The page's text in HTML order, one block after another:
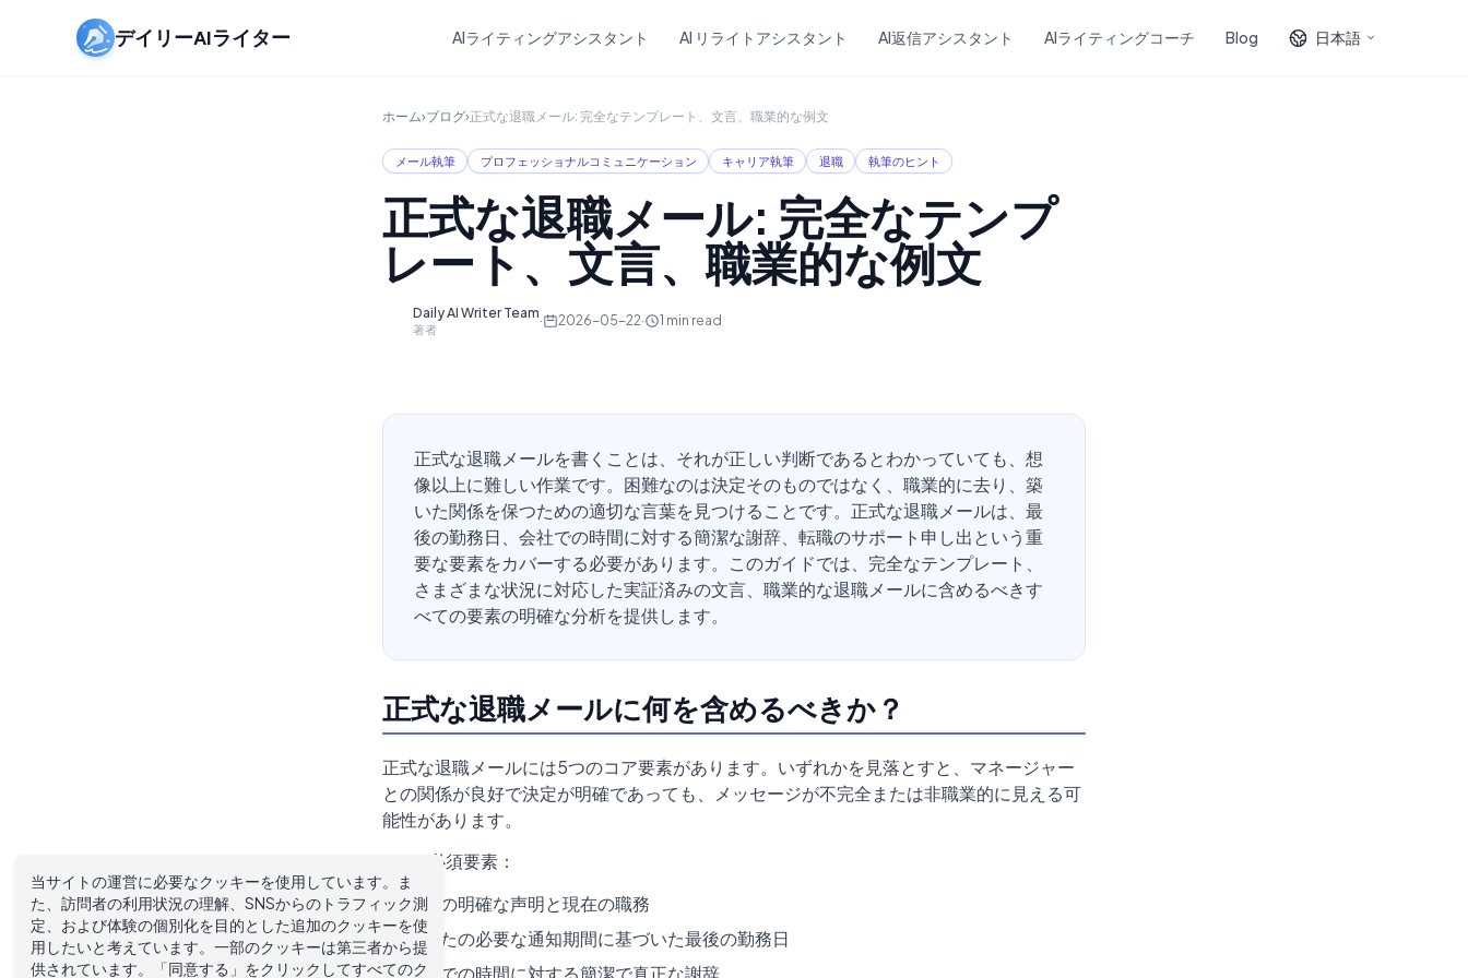
デイリーAIライター AIライティングアシスタント AI リライトアシスタント AI返信アシスタント AIライティングコーチ Blog 日本語
ホーム›ブログ›正式な退職メール: 完全なテンプレート、文言、職業的な例文
メール執筆 プロフェッショナルコミュニケーション キャリア執筆 退職 執筆のヒント
正式な退職メール: 完全なテンプ
レート、文言、職業的な例文
Daily AI Writer Team
著者
· 2026-05-22· 1 min read
正式な退職メールを書くことは、それが正しい判断であるとわかっていても、想
像以上に難しい作業です。困難なのは決定そのものではなく、職業的に去り、築
いた関係を保つための適切な言葉を見つけることです。正式な退職メールは、最
後の勤務日、会社での時間に対する簡潔な謝辞、転職のサポート申し出という重
要な要素をカバーする必要があります。このガイドでは、完全なテンプレート、
さまざまな状況に対応した実証済みの文言、職業的な退職メールに含めるべきす
べての要素の明確な分析を提供します。
正式な退職メールに何を含めるべきか？
正式な退職メールには5つのコア要素があります。いずれかを見落とすと、マネージャー
との関係が良好で決定が明確であっても、メッセージが不完全または非職業的に見える可
能性があります。
5つの必須要素：
退職の明確な声明と現在の職務
あなたの必要な通知期間に基づいた最後の勤務日
会社での時間に対する簡潔で真正な謝辞
当サイトの運営に必要なクッキーを使用しています。ま
た、訪問者の利用状況の理解、SNSからのトラフィック測
定、および体験の個別化を目的とした追加のクッキーを使
用したいと考えています。一部のクッキーは第三者から提
供されています。「同意する」をクリックしてすべてのク